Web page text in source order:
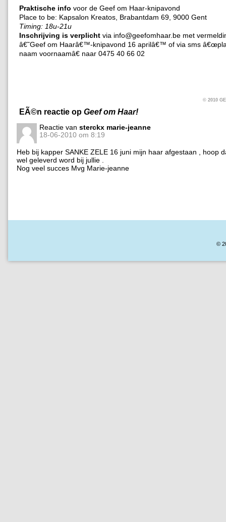
Praktische info voor de Geef om Haar-knipavond
Place to be: Kapsalon Kreatos, Brabantdam 69, 9000 Gent
Timing: 18u-21u
Inschrijving is verplicht via info@geefomhaar.be met
â€˜Geef om Haarâ€™-knipavond 16 aprilâ€™ of via sms
naam voornaamâ€ naar 0475 40 66 02
© 2010
EÃ©n reactie op Geef om Haar!
Reactie van sterckx marie-jeanne
18-06-2010 om 8:19
Heb bij kapper SANKE ZELE 16 juni mijn haar afgestaan , hoop
wel geleverd word bij jullie .
Nog veel succes Mvg Marie-jeanne
©